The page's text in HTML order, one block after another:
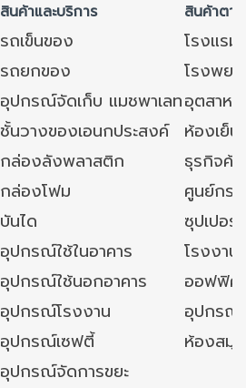
สินค้าและบริการ สินค้าตา
รถเข็นของ
โรงแร
รถยกของ
โรงพย
อุปกรณ์จัดเก็บ แมชพาเลทอุตสาหก
ชั้นวางของเอนกประสงค์
ห้องเย็
กล่องลังพลาสติก
ธุรกิจค้
กล่องโฟม
ศูนย์กร
บันได
ซุปเปอ
อุปกรณ์ใช้ในอาคาร
โรงงา
อุปกรณ์ใช้นอกอาคาร
ออฟฟิศ/
อุปกรณ์โรงงาน
อุปกรณ์
อุปกรณ์เซฟตี้
ห้องสมุ
อุปกรณ์จัดการขยะ